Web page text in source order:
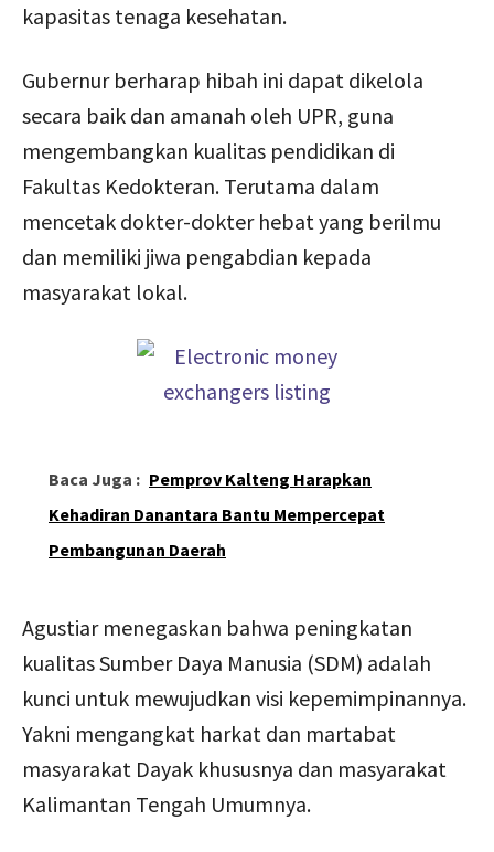
kapasitas tenaga kesehatan.
Gubernur berharap hibah ini dapat dikelola
secara baik dan amanah oleh UPR, guna
mengembangkan kualitas pendidikan di
Fakultas Kedokteran. Terutama dalam
mencetak dokter-dokter hebat yang berilmu
dan memiliki jiwa pengabdian kepada
masyarakat lokal.
Baca Juga : Pemprov Kalteng Harapkan
Kehadiran Danantara Bantu Mempercepat
Pembangunan Daerah
Agustiar menegaskan bahwa peningkatan
kualitas Sumber Daya Manusia (SDM) adalah
kunci untuk mewujudkan visi kepemimpinannya.
Yakni mengangkat harkat dan martabat
masyarakat Dayak khususnya dan masyarakat
Kalimantan Tengah Umumnya.